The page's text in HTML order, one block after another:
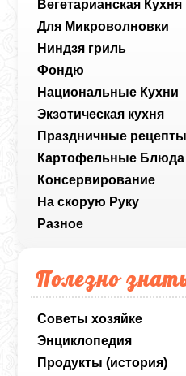
Вегетарианская Кухня
Для Микроволновки
Ниндзя гриль
Фондю
Национальные Кухни
Экзотическая кухня
Праздничные рецепты
Картофельные Блюда
Консервирование
На скорую Руку
Разное
Полезно
Советы хозяйке
Энциклопедия
Продукты (история)